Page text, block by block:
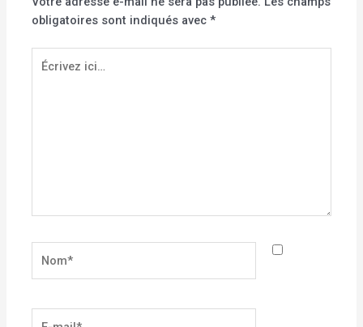
obligatoires sont indiqués avec*
Écrivez
ici…